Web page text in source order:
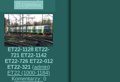
ET22-1128 ET22-
721 ET22-1142
ET22-726 ET22-012
ET22-321 (admin)
ET22 (1000-1184)
Komentarzy: 0